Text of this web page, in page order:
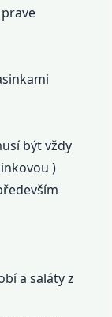
být vždy
)
a saláty z